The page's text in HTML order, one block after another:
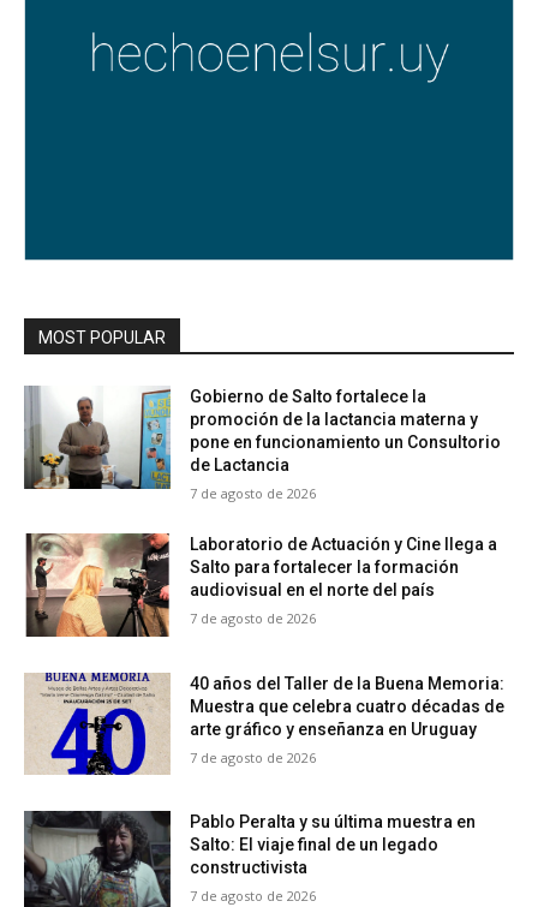
MOST POPULAR
Gobierno de Salto fortalece la
promoción de la lactancia materna y
pone en funcionamiento un Consultorio
de Lactancia
7 de agosto de 2026
Laboratorio de Actuación y Cine llega a
Salto para fortalecer la formación
audiovisual en el norte del país
7 de agosto de 2026
40 años del Taller de la Buena Memoria:
Muestra que celebra cuatro décadas de
arte gráfico y enseñanza en Uruguay
7 de agosto de 2026
Pablo Peralta y su última muestra en
Salto: El viaje final de un legado
constructivista
7 de agosto de 2026